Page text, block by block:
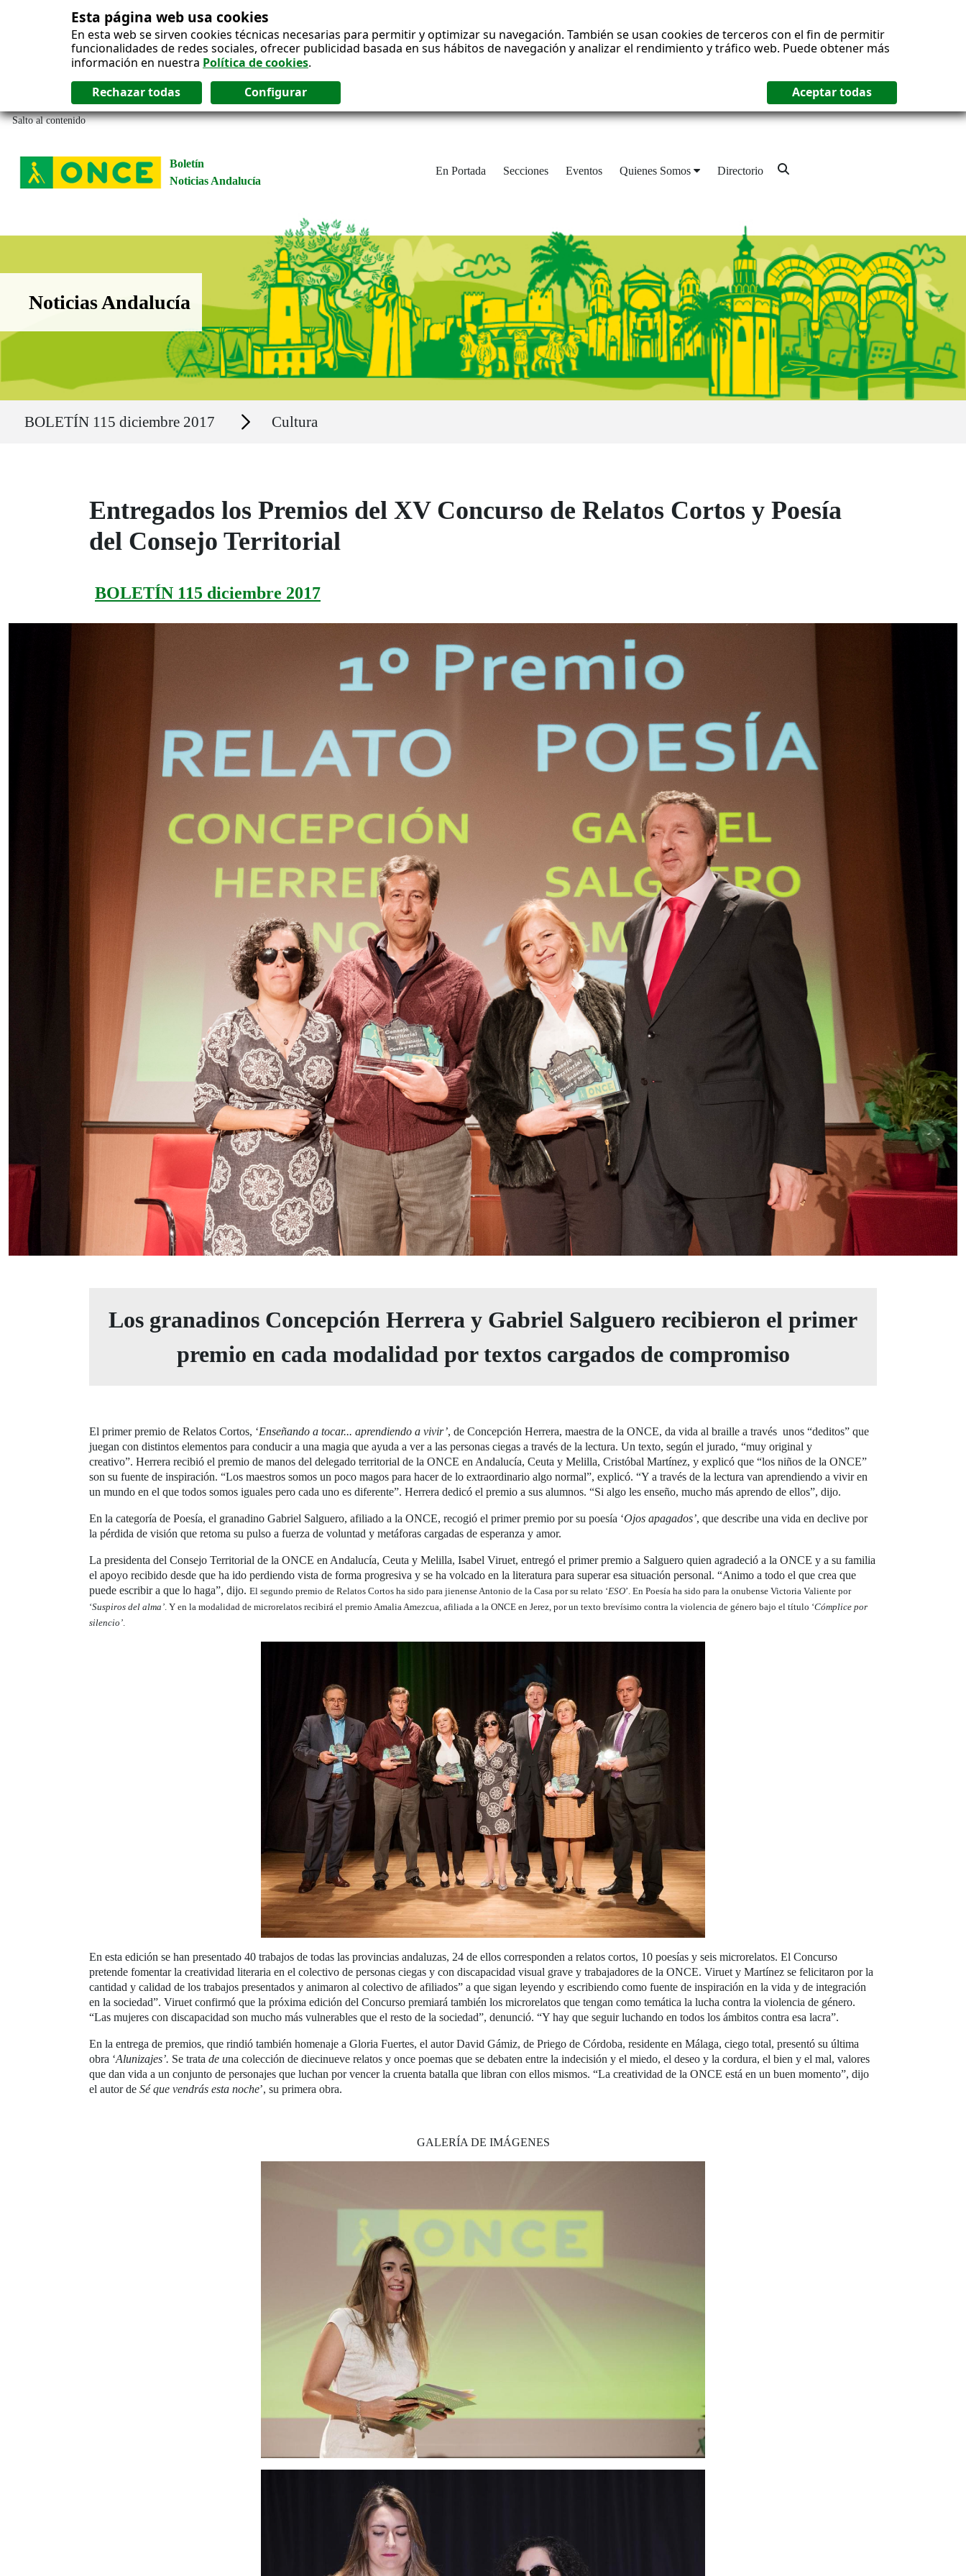
Esta página web usa cookies
En esta web se sirven cookies técnicas necesarias para permitir y optimizar su navegación. También se usan cookies de terceros con el fin de permitir
funcionalidades de redes sociales, ofrecer publicidad basada en sus hábitos de navegación y analizar el rendimiento y tráfico web. Puede obtener más
información en nuestra Política de cookies.
Salto al contenido
Boletín
Noticias Andalucía
En Portada Secciones Eventos Quienes Somos Directorio
Boletín Noticias Andalucía
Noticias Andalucía
BOLETÍN 115 diciembre 2017 Secciones Cultura
Entregados los Premios del XV Concurso de Relatos Cortos y Poesía
del Consejo Territorial
BOLETÍN 115 diciembre 2017
Los granadinos Concepción Herrera y Gabriel Salguero recibieron el primer
premio en cada modalidad por textos cargados de compromiso
El primer premio de Relatos Cortos, ‘Enseñando a tocar... aprendiendo a vivir’, de Concepción Herrera, maestra de la ONCE, da vida al braille a través unos “deditos” que
juegan con distintos elementos para conducir a una magia que ayuda a ver a las personas ciegas a través de la lectura. Un texto, según el jurado, “muy original y
creativo”. Herrera recibió el premio de manos del delegado territorial de la ONCE en Andalucía, Ceuta y Melilla, Cristóbal Martínez, y explicó que “los niños de la ONCE”
son su fuente de inspiración. “Los maestros somos un poco magos para hacer de lo extraordinario algo normal”, explicó. “Y a través de la lectura van aprendiendo a vivir en
un mundo en el que todos somos iguales pero cada uno es diferente”. Herrera dedicó el premio a sus alumnos. “Si algo les enseño, mucho más aprendo de ellos”, dijo.
En la categoría de Poesía, el granadino Gabriel Salguero, afiliado a la ONCE, recogió el primer premio por su poesía ‘Ojos apagados’, que describe una vida en declive por
la pérdida de visión que retoma su pulso a fuerza de voluntad y metáforas cargadas de esperanza y amor.
La presidenta del Consejo Territorial de la ONCE en Andalucía, Ceuta y Melilla, Isabel Viruet, entregó el primer premio a Salguero quien agradeció a la ONCE y a su familia
el apoyo recibido desde que ha ido perdiendo vista de forma progresiva y se ha volcado en la literatura para superar esa situación personal. “Animo a todo el que crea que
puede escribir a que lo haga”, dijo. El segundo premio de Relatos Cortos ha sido para jienense Antonio de la Casa por su relato ‘ESO’. En Poesía ha sido para la onubense Victoria Valiente por
‘Suspiros del alma’. Y en la modalidad de microrelatos recibirá el premio Amalia Amezcua, afiliada a la ONCE en Jerez, por un texto brevísimo contra la violencia de género bajo el título ‘Cómplice por
silencio’.
En esta edición se han presentado 40 trabajos de todas las provincias andaluzas, 24 de ellos corresponden a relatos cortos, 10 poesías y seis microrelatos. El Concurso
pretende fomentar la creatividad literaria en el colectivo de personas ciegas y con discapacidad visual grave y trabajadores de la ONCE. Viruet y Martínez se felicitaron por la
cantidad y calidad de los trabajos presentados y animaron al colectivo de afiliados” a que sigan leyendo y escribiendo como fuente de inspiración en la vida y de integración
en la sociedad”. Viruet confirmó que la próxima edición del Concurso premiará también los microrelatos que tengan como temática la lucha contra la violencia de género.
“Las mujeres con discapacidad son mucho más vulnerables que el resto de la sociedad”, denunció. “Y hay que seguir luchando en todos los ámbitos contra esa lacra”.
En la entrega de premios, que rindió también homenaje a Gloria Fuertes, el autor David Gámiz, de Priego de Córdoba, residente en Málaga, ciego total, presentó su última
obra ‘Alunizajes’. Se trata de una colección de diecinueve relatos y once poemas que se debaten entre la indecisión y el miedo, el deseo y la cordura, el bien y el mal, valores
que dan vida a un conjunto de personajes que luchan por vencer la cruenta batalla que libran con ellos mismos. “La creatividad de la ONCE está en un buen momento”, dijo
el autor de Sé que vendrás esta noche’, su primera obra.
GALERÍA DE IMÁGENES